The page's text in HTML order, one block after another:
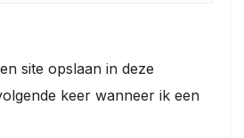
site opslaan in deze
keer wanneer ik een